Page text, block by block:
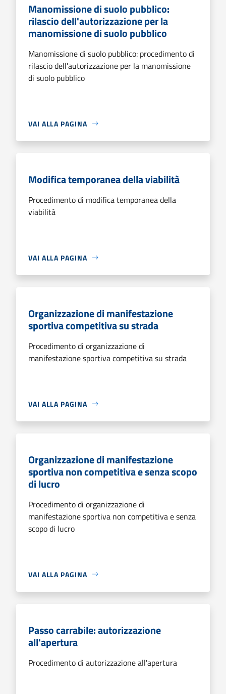
Manomissione di suolo pubblico:
rilascio dell'autorizzazione per la
manomissione di suolo pubblico
Manomissione di suolo pubblico: procedimento di
rilascio dell'autorizzazione per la manomissione
di suolo pubblico
VAI ALLA PAGINA
Modifica temporanea della viabilità
Procedimento di modifica temporanea della
viabilità
VAI ALLA PAGINA
Organizzazione di manifestazione
sportiva competitiva su strada
Procedimento di organizzazione di
manifestazione sportiva competitiva su strada
VAI ALLA PAGINA
Organizzazione di manifestazione
sportiva non competitiva e senza scopo
di lucro
Procedimento di organizzazione di
manifestazione sportiva non competitiva e senza
scopo di lucro
VAI ALLA PAGINA
Passo carrabile: autorizzazione
all'apertura
Procedimento di autorizzazione all'apertura